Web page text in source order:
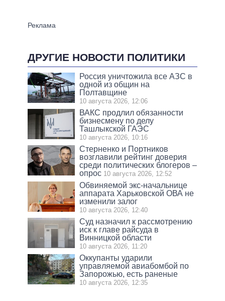
ДРУГИЕ НОВОСТИ ПОЛИТИКИ
Россия уничтожила все АЗС в
одной из общин на
Полтавщине
10 августа 2026, 12:06
ВАКС продлил обязанности
бизнесмену по делу
Ташлыкской ГАЭС
10 августа 2026, 10:16
Стерненко и Портников
возглавили рейтинг доверия
среди политических блогеров –
опрос 10 августа 2026, 12:52
Обвиняемой экс-начальнице
аппарата Харьковской ОВА не
изменили залог
10 августа 2026, 12:40
Суд назначил к рассмотрению
иск к главе райсуда в
Винницкой области
10 августа 2026, 11:20
Оккупанты ударили
управляемой авиабомбой по
Запорожью, есть раненые
10 августа 2026, 12:35